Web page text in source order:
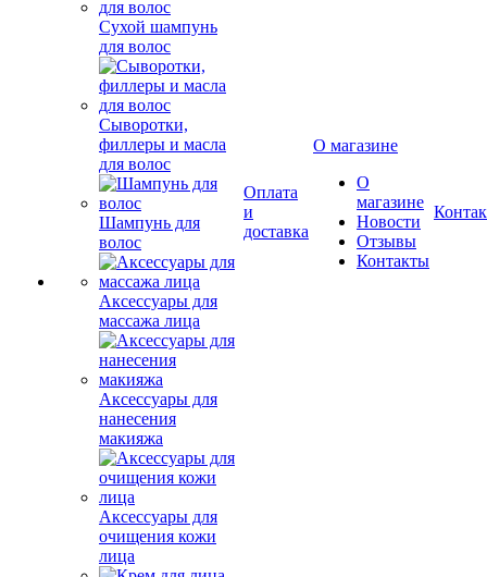
Сухой шампунь
для волос
Сыворотки,
филлеры и масла
для волос
Шампунь для
волос
Аксессуары для
массажа лица
Аксессуары для
нанесения
макияжа
Аксессуары для
очищения кожи
лица
Оплата
и
доставка
О магазине
О
магазине
Новости
Отзывы
Контакты